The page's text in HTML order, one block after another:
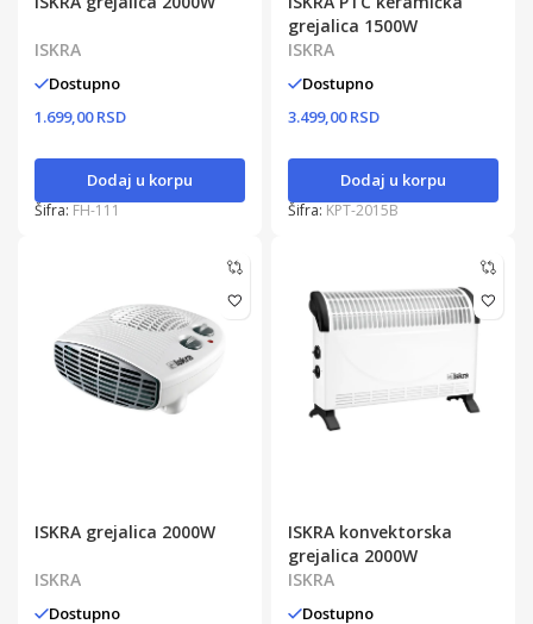
ISKRA
Dostupno
1.699,00 RSD
Dodaj u korpu
Šifra: FH-111
grejalica 1500W
ISKRA
Dostupno
3.499,00 RSD
Dodaj u korpu
Šifra: KPT-2015B
ISKRA grejalica 2000W
ISKRA
Dostupno
ISKRA konvektorska
grejalica 2000W
ISKRA
Dostupno